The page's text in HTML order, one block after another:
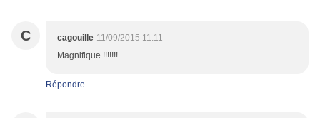
C cagouille 11/09/2015 11:11
Magnifique !!!!!!!
Répondre